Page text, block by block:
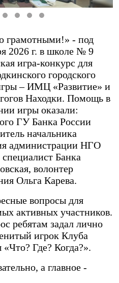
грамотными!» - под
2026 г. в школе № 9
игра-конкурс для
городского
– ИМЦ «Развитие» и
Находки. Помощь в
игры оказали:
ГУ Банка России
начальника
администрации НГО
Банка
волонтер
Ольга Карева.
вопросы для
активных участников.
ребятам задал лично
игрок Клуба
Где? Когда?».
а главное -